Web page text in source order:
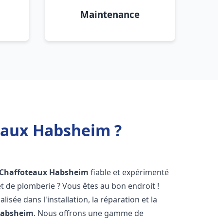
Maintenance
Habsheim ?
Habsheim fiable et expérimenté
plomberie ? Vous êtes au bon endroit !
dans l'installation, la réparation et la
. Nous offrons une gamme de